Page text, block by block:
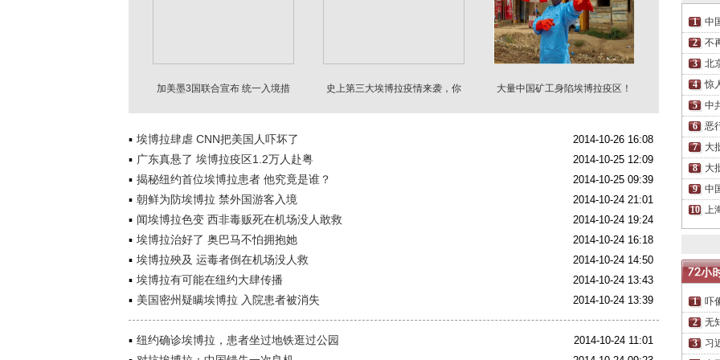
加美墨3国联合宣布 统一入境措
史上第三大埃博拉疫情来袭，你
大量中国矿工身陷埃博拉疫区！
埃博拉肆虐 CNN把美国人吓坏了 2014-10-26 16:08
广东真悬了 埃博拉疫区1.2万人赴粤 2014-10-25 12:09
揭秘纽约首位埃博拉患者 他究竟是谁？ 2014-10-25 09:39
朝鲜为防埃博拉 禁外国游客入境 2014-10-24 21:01
闻埃博拉色变 西非毒贩死在机场没人敢救 2014-10-24 19:24
埃博拉治好了 奥巴马不怕拥抱她 2014-10-24 16:18
埃博拉殃及 运毒者倒在机场没人救 2014-10-24 14:50
埃博拉有可能在纽约大肆传播 2014-10-24 13:43
美国密州疑瞒埃博拉 入院患者被消失 2014-10-24 13:39
纽约确诊埃博拉，患者坐过地铁逛过公园 2014-10-24 11:01
中
不
北
惊
中
恶
大
大
中
上
吓
无
习